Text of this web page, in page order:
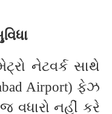
નેટવર્ક સાથે
Airport) ફેઝ
વધારો નહીં કરે